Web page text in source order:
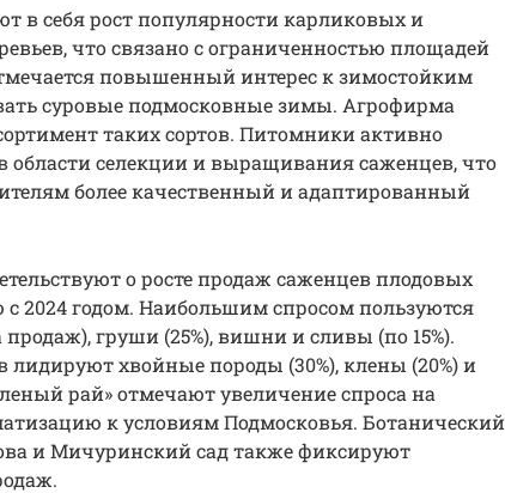
в себя рост популярности карликовых и
что связано с ограниченностью площадей
повышенный интерес к зимостойким
суровые подмосковные зимы. Агрофирма
таких сортов. Питомники активно
области селекции и выращивания саженцев, что
более качественный и адаптированный
о росте продаж саженцев плодовых
с 2024 годом. Наибольшим спросом пользуются
продаж), груши (25%), вишни и сливы (по 15%).
лидируют хвойные породы (30%), клены (20%) и
рай» отмечают увеличение спроса на
к условиям Подмосковья. Ботанический
и Мичуринский сад также фиксируют